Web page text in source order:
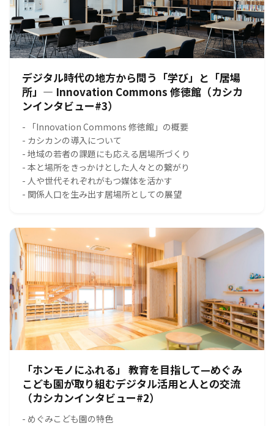
デジタル時代の地方から問う「学び」と「居場
所」― Innovation Commons 修徳館（カシカ
ンインタビュー#3）
- 「Innovation Commons 修徳館」の概要
- カシカンの導入について
- 地域の若者の課題にも応える居場所づくり
- 本と場所をきっかけとした人々との繋がり
- 人や世代それぞれがもつ媒体を活かす
- 関係人口を生み出す居場所としての展望
「ホンモノにふれる」 教育を目指して—めぐみ
こども園が取り組むデジタル活用と人との交流
（カシカンインタビュー#2）
- めぐみこども園の特色